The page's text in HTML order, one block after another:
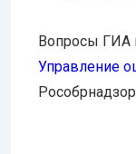
Вопросы ГИА
Управление